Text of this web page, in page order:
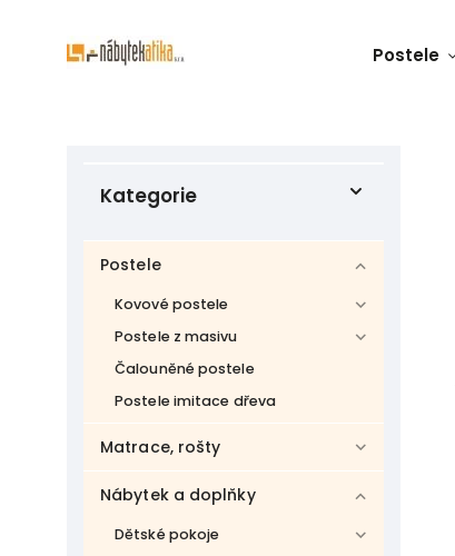
Postele
Kategorie
Postele
Kovové postele
Postele z masivu
Čalouněné postele
Postele imitace dřeva
Matrace, rošty
Nábytek a doplňky
Dětské pokoje